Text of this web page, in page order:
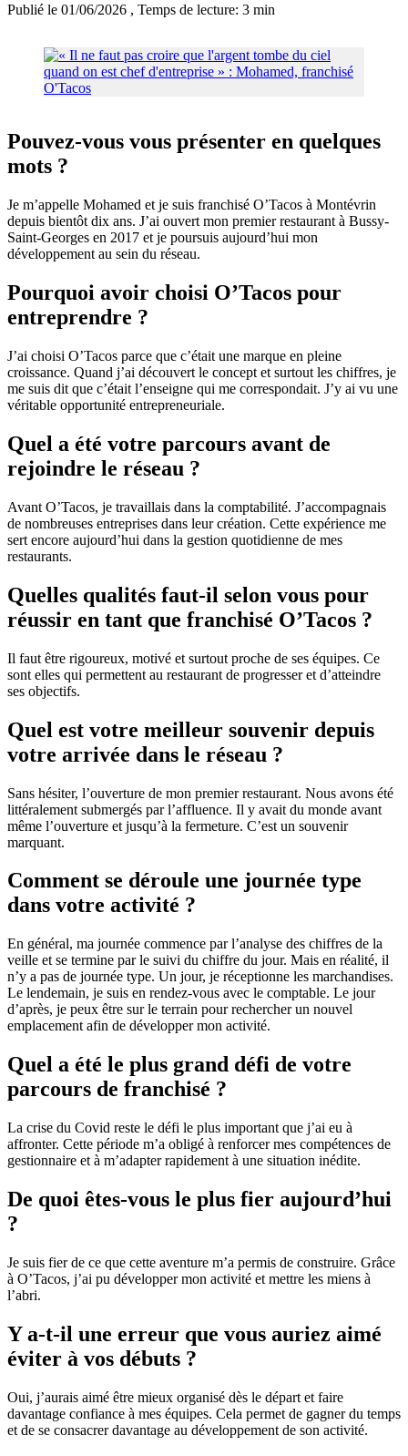
Publié le 01/06/2026 , Temps de lecture: 3 min
Pouvez-vous vous présenter en quelques
mots ?
Je m’appelle Mohamed et je suis franchisé O’Tacos à Montévrin
depuis bientôt dix ans. J’ai ouvert mon premier restaurant à Bussy-
Saint-Georges en 2017 et je poursuis aujourd’hui mon
développement au sein du réseau.
Pourquoi avoir choisi O’Tacos pour
entreprendre ?
J’ai choisi O’Tacos parce que c’était une marque en pleine
croissance. Quand j’ai découvert le concept et surtout les chiffres, je
me suis dit que c’était l’enseigne qui me correspondait. J’y ai vu une
véritable opportunité entrepreneuriale.
Quel a été votre parcours avant de
rejoindre le réseau ?
Avant O’Tacos, je travaillais dans la comptabilité. J’accompagnais
de nombreuses entreprises dans leur création. Cette expérience me
sert encore aujourd’hui dans la gestion quotidienne de mes
restaurants.
Quelles qualités faut-il selon vous pour
réussir en tant que franchisé O’Tacos ?
Il faut être rigoureux, motivé et surtout proche de ses équipes. Ce
sont elles qui permettent au restaurant de progresser et d’atteindre
ses objectifs.
Quel est votre meilleur souvenir depuis
votre arrivée dans le réseau ?
Sans hésiter, l’ouverture de mon premier restaurant. Nous avons été
littéralement submergés par l’affluence. Il y avait du monde avant
même l’ouverture et jusqu’à la fermeture. C’est un souvenir
marquant.
Comment se déroule une journée type
dans votre activité ?
En général, ma journée commence par l’analyse des chiffres de la
veille et se termine par le suivi du chiffre du jour. Mais en réalité, il
n’y a pas de journée type. Un jour, je réceptionne les marchandises.
Le lendemain, je suis en rendez-vous avec le comptable. Le jour
d’après, je peux être sur le terrain pour rechercher un nouvel
emplacement afin de développer mon activité.
Quel a été le plus grand défi de votre
parcours de franchisé ?
La crise du Covid reste le défi le plus important que j’ai eu à
affronter. Cette période m’a obligé à renforcer mes compétences de
gestionnaire et à m’adapter rapidement à une situation inédite.
De quoi êtes-vous le plus fier aujourd’hui
?
Je suis fier de ce que cette aventure m’a permis de construire. Grâce
à O’Tacos, j’ai pu développer mon activité et mettre les miens à
l’abri.
Y a-t-il une erreur que vous auriez aimé
éviter à vos débuts ?
Oui, j’aurais aimé être mieux organisé dès le départ et faire
davantage confiance à mes équipes. Cela permet de gagner du temps
et de se consacrer davantage au développement de son activité.